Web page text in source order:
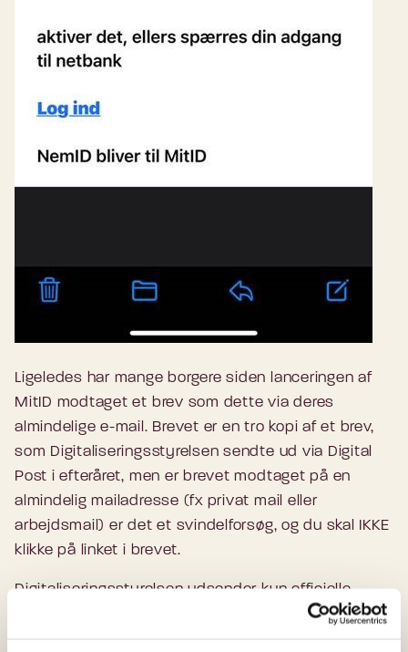
Ligeledes har mange borgere siden lanceringen af
MitID modtaget et brev som dette via deres
almindelige e-mail. Brevet er en tro kopi af et brev,
som Digitaliseringsstyrelsen sendte ud via Digital
Post i efteråret, men er brevet modtaget på en
almindelig mailadresse (fx privat mail eller
arbejdsmail) er det et svindelforsøg, og du skal IKKE
klikke på linket i brevet.
Digitaliseringsstyrelsen udsender kun officielle
borgerbreve som denne via Digital Post – dvs. den